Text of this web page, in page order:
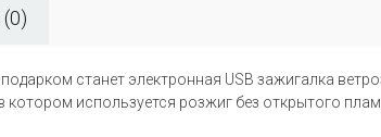
станет электронная USB зажигалка
используется розжиг без открытого